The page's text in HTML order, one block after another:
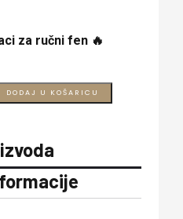
za ručni fen 🔥
DODAJ U KOŠARICU